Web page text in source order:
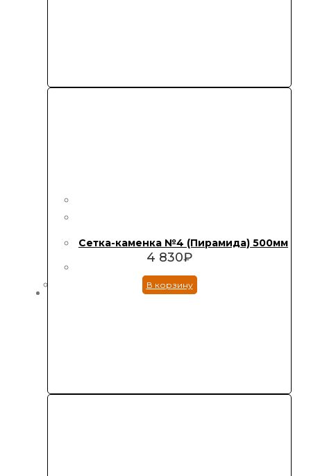
Сетка-каменка №4 (Пирамида) 500мм
4 830₽
В корзину